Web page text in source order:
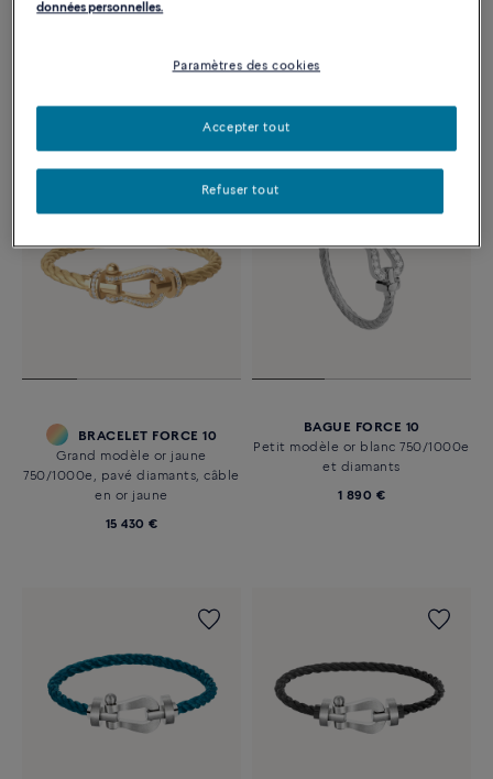
750/1000e pavé diamants
750/1000e pavé diamants
BRACELET FORCE 10
Grand modèle or jaune
750/1000e, pavé diamants, câble
en or jaune
15 430 €
BAGUE FORCE 10
Petit modèle or blanc 750/1000e
et diamants
1 890 €
données personnelles.
Paramètres des cookies
Refuser tout
Accepter tout